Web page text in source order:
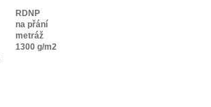
RDNP
na přání
metráž
1300 g/m2